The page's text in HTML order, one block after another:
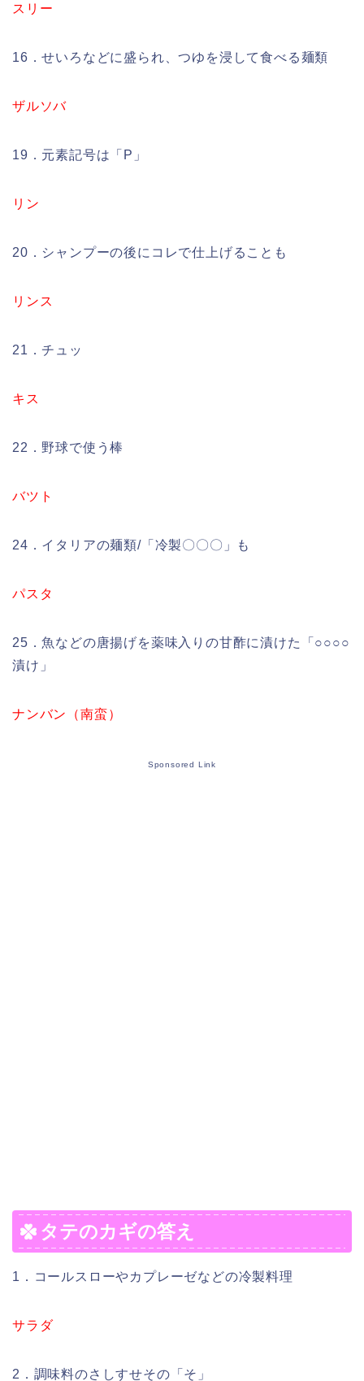
スリー
16．せいろなどに盛られ、つゆを浸して食べる麺類
ザルソバ
19．元素記号は「P」
リン
20．シャンプーの後にコレで仕上げることも
リンス
21．チュッ
キス
22．野球で使う棒
バツト
24．イタリアの麺類/「冷製〇〇〇」も
パスタ
25．魚などの唐揚げを薬味入りの甘酢に漬けた「○○○○
漬け」
ナンバン（南蛮）
Sponsored Link
タテのカギの答え
1．コールスローやカプレーゼなどの冷製料理
サラダ
2．調味料のさしすせその「そ」